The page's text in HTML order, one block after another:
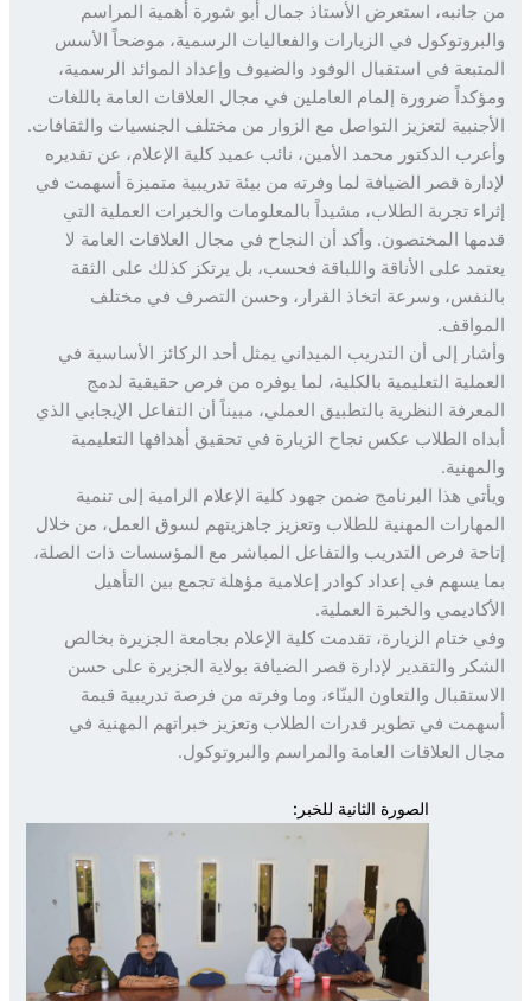
استعرض الأستاذ جمال أبو شورة أهمية المراسم
في الزيارات والفعاليات الرسمية، موضحاً الأسس
في استقبال الوفود والضيوف وإعداد الموائد الرسمية،
ضرورة إلمام العاملين في مجال العلاقات العامة باللغات
لتعزيز التواصل مع الزوار من مختلف الجنسيات والثقافات.
الدكتور محمد الأمين، نائب عميد كلية الإعلام، عن تقديره
قصر الضيافة لما وفرته من بيئة تدريبية متميزة أسهمت في
تجربة الطلاب، مشيداً بالمعلومات والخبرات العملية التي
المختصون. وأكد أن النجاح في مجال العلاقات العامة لا
على الأناقة واللباقة فحسب، بل يرتكز كذلك على الثقة
وسرعة اتخاذ القرار، وحسن التصرف في مختلف
إلى أن التدريب الميداني يمثل أحد الركائز الأساسية في
التعليمية بالكلية، لما يوفره من فرص حقيقية لدمج
النظرية بالتطبيق العملي، مبيناً أن التفاعل الإيجابي الذي
الطلاب عكس نجاح الزيارة في تحقيق أهدافها التعليمية
هذا البرنامج ضمن جهود كلية الإعلام الرامية إلى تنمية
المهنية للطلاب وتعزيز جاهزيتهم لسوق العمل، من خلال
فرص التدريب والتفاعل المباشر مع المؤسسات ذات الصلة،
يسهم في إعداد كوادر إعلامية مؤهلة تجمع بين التأهيل
والخبرة العملية.
ختام الزيارة، تقدمت كلية الإعلام بجامعة الجزيرة بخالص
والتقدير لإدارة قصر الضيافة بولاية الجزيرة على حسن
والتعاون البنّاء، وما وفرته من فرصة تدريبية قيمة
في تطوير قدرات الطلاب وتعزيز خبراتهم المهنية في
العلاقات العامة والمراسم والبروتوكول.
الصورة الثانية للخبر: